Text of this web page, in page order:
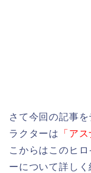
さて今回の記事
ラクターは
「アス
こからはこのヒ
ーについて詳しく